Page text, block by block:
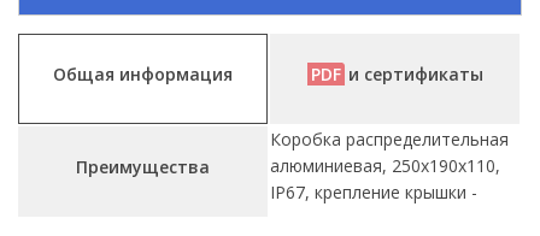
Общая информация PDF и сертификаты
Преимущества
Коробка распределительная
алюминиевая, 250x190x110,
IP67, крепление крышки -